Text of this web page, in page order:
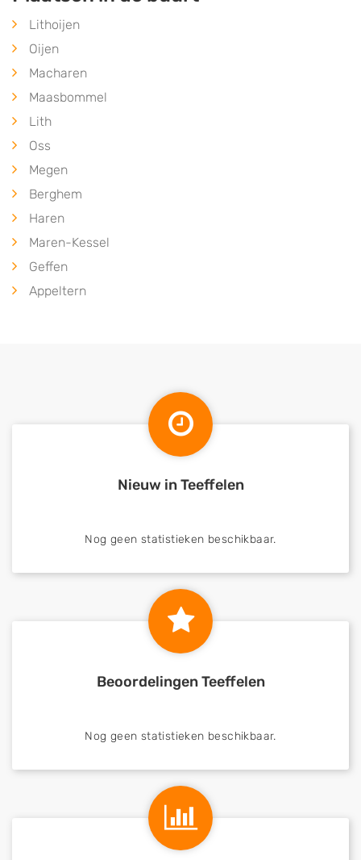
Lithoijen
Oijen
Macharen
Maasbommel
Lith
Oss
Megen
Berghem
Haren
Maren-Kessel
Geffen
Appeltern
Nieuw in Teeffelen
Nog geen statistieken beschikbaar.
Beoordelingen Teeffelen
Nog geen statistieken beschikbaar.